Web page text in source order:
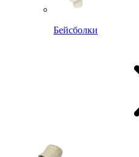
Бейсболки